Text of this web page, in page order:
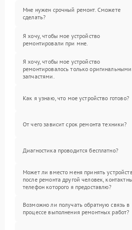
Мне нужен срочный ремонт. Сможете
сделать?
Я хочу, чтобы мое устройство
ремонтировали при мне.
Я хочу, чтобы мое устройство
ремонтировалось только оригинальными
запчастями.
Как я узнаю, что мое устройство готово?
От чего зависит срок ремонта техники?
Диагностика проводится бесплатно?
Может ли вместо меня принять
после ремонта другой человек,
телефон которого я предоставлю?
Возможно ли получать обратную связь в
процессе выполнения ремонтных работ?